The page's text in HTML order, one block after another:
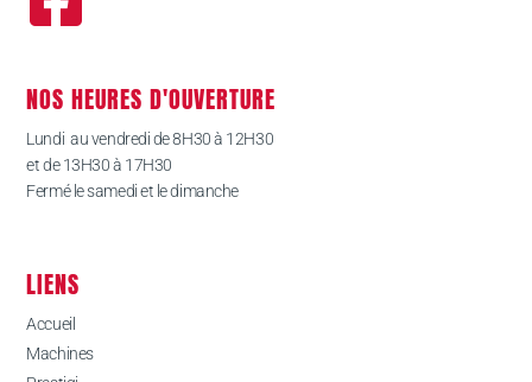
NOS HEURES D'OUVERTURE
Lundi au vendredi de 8H30 à 12H30
et de 13H30 à 17H30
Fermé le samedi et le dimanche
LIENS
Accueil
Machines